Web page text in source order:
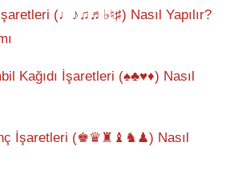
(♩♪♫♬♭♮♯) Nasıl Yapılır?
Kağıdı İşaretleri (♠♣♥♦) Nasıl
İşaretleri (♚♛♜♝♞♟) Nasıl